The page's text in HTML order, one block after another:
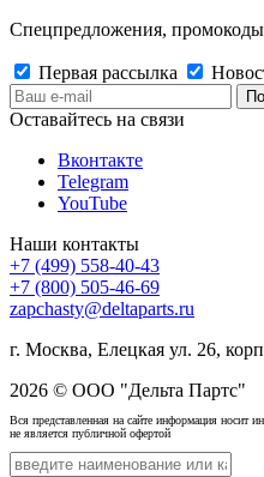
Спецпредложения,
Первая рассылка
Оставайтесь на связи
Вконтакте
Telegram
YouTube
Наши контакты
+7 (499) 558-40-43
+7 (800) 505-46-69
zapchasty@deltaparts.ru
г. Москва, Елецкая ул. 26,
2026 © ООО "Дельта Партс"
Вся представленная на сайте информация носит
не является публичной офертой